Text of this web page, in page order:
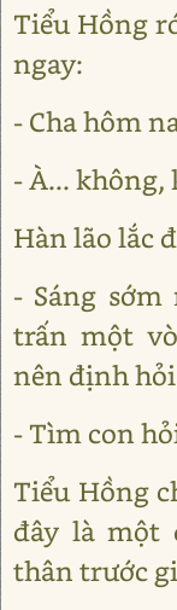
Tiểu Hồng
ngay:
- Cha hôm
- À... không,
Hàn lão lắc
- Sáng
trấn một
nên định
- Tìm con
Tiểu Hồng
đây là một
thân trước